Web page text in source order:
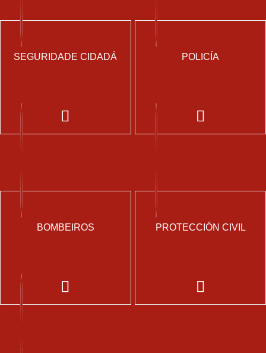
SEGURIDADE CIDADÁ POLICÍA
BOMBEIROS PROTECCIÓN CIVIL